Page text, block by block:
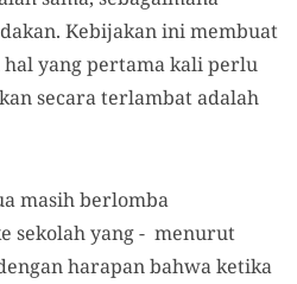
Kebijakan ini membuat
hal yang pertama kali perlu
secara terlambat adalah
masih berlomba
sekolah yang - menurut
harapan bahwa ketika